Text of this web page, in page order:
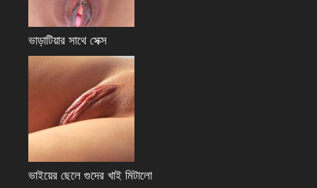
ভাড়াটিয়ার সাথে সেক্স
ভাইয়ের ছেলে গুদের খাই মিটালো